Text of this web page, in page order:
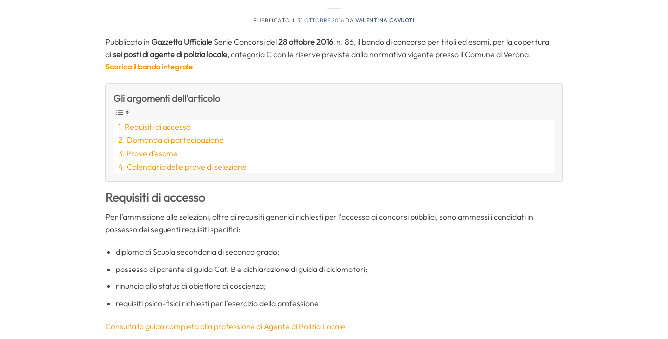
PUBBLICATO IL31 OTTOBRE 2016 DA VALENTINA CAVUOTI
Pubblicato in Gazzetta UfficialeSerie Concorsi del28 ottobre 2016, n. 86, il bando di concorso per titoli ed esami, per la copertura
disei posti di agente di polizia locale, categoria C con le riserve previste dalla normativa vigente presso il Comune di Verona.
Scarica il bando integrale
Gli argomenti dell'articolo
Requisiti di accesso
Domanda di partecipazione
Prove d’esame
Calendario delle prove di selezione
Requisiti di accesso
Per l’ammissione alle selezioni, oltre ai requisiti generici richiesti per l’accesso ai concorsi pubblici, sono ammessi i candidati in
possesso dei seguenti requisiti specifici:
diploma di Scuola secondaria di secondo grado;
possesso di patente di guida Cat. B e dichiarazione di guida di ciclomotori;
rinuncia allo status di obiettore di coscienza;
requisiti psico-fisici richiesti per l’esercizio della professione
Consulta la guida completa alla professione di Agente di Polizia Locale